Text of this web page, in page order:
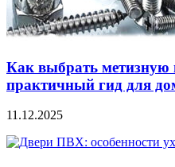
Как выбрать метизную
практичный гид для
11.12.2025